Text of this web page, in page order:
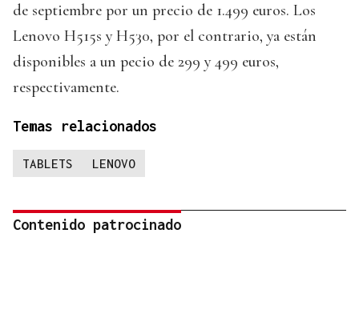
de septiembre por un precio de 1.499 euros. Los
Lenovo H515s y H530, por el contrario, ya están
disponibles a un pecio de 299 y 499 euros,
respectivamente.
Temas relacionados
TABLETS LENOVO
Contenido patrocinado